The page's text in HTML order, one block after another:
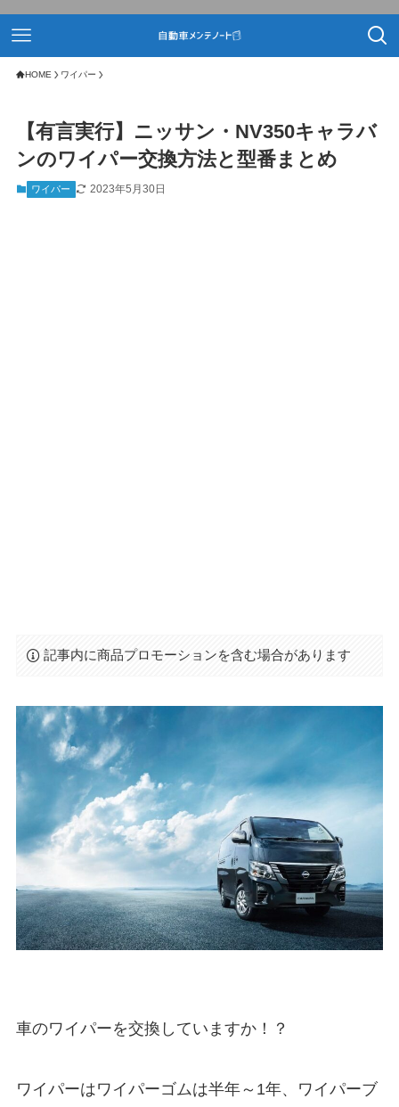
HOME ワイパー
【有言実行】ニッサン・NV350キャラバ
ンのワイパー交換方法と型番まとめ
ワイパー 2023年5月30日
記事内に商品プロモーションを含む場合があります
車のワイパーを交換していますか！？
ワイパーはワイパーゴムは半年～1年、ワイパーブ